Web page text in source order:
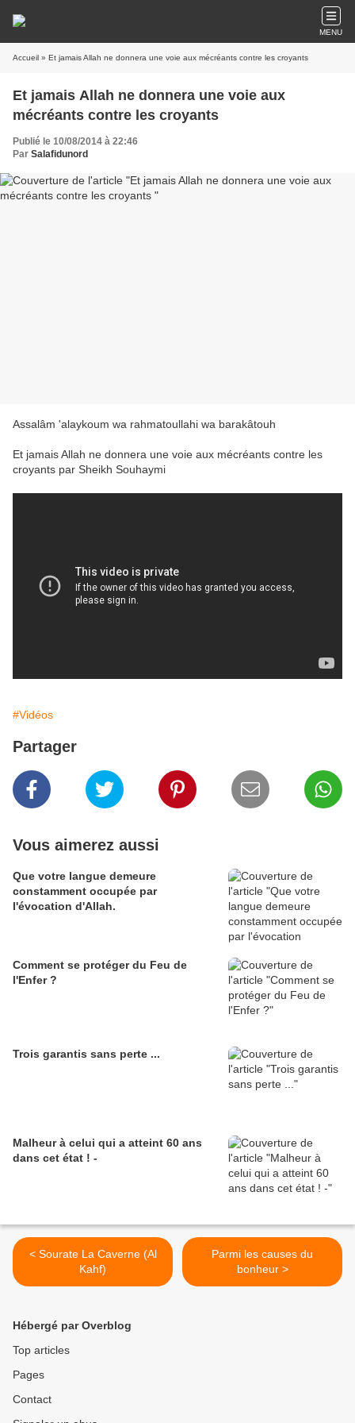
MENU
Accueil » Et jamais Allah ne donnera une voie aux mécréants contre les croyants
Et jamais Allah ne donnera une voie aux
mécréants contre les croyants
Publié le 10/08/2014 à 22:46
Par Salafidunord
Assalâm 'alaykoum wa rahmatoullahi wa barakâtouh
Et jamais Allah ne donnera une voie aux mécréants contre les
croyants par Sheikh Souhaymi
#Vidéos
Partager
Vous aimerez aussi
Que votre langue demeure
constamment occupée par
l'évocation d'Allah.
Comment se protéger du Feu de
l'Enfer ?
Trois garantis sans perte ...
Malheur à celui qui a atteint 60 ans
dans cet état ! -
< Sourate La Caverne (Al
Kahf)
Parmi les causes du
bonheur >
Hébergé par Overblog
Top articles
Pages
Contact